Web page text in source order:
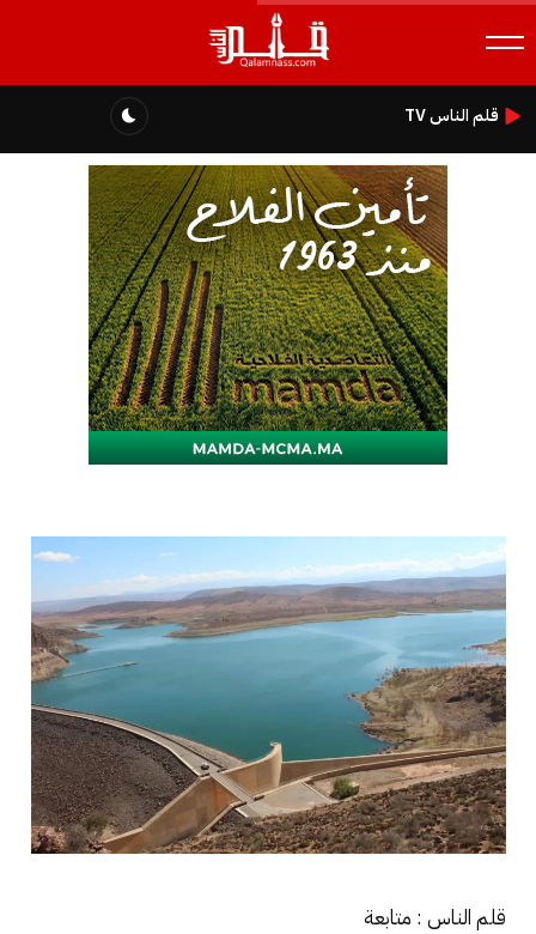
قلم الناس TV
قلم الناس : متابعة